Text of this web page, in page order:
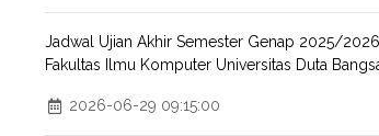
Jadwal Ujian Akhir Semester Genap 2025/2026
Fakultas Ilmu Komputer Universitas Duta
2026-06-29 09:15:00